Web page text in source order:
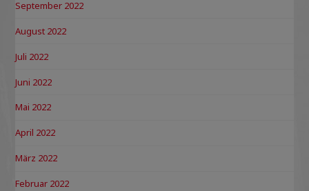
September 2022
August 2022
Juli 2022
Juni 2022
Mai 2022
April 2022
März 2022
Februar 2022